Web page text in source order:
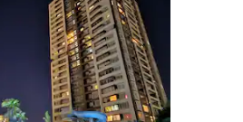
5; 101 evaluaciones